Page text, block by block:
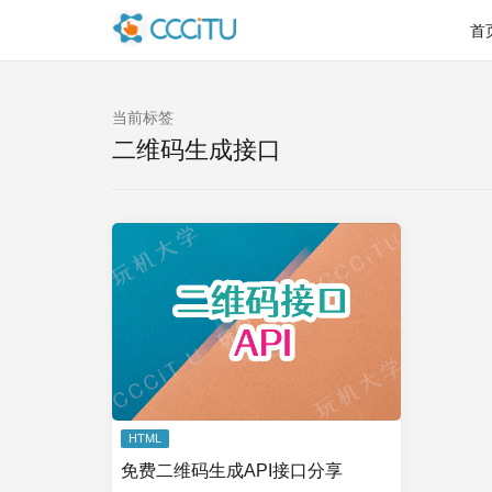
首
当前标签
二维码生成接口
HTML
免费二维码生成API接口分享